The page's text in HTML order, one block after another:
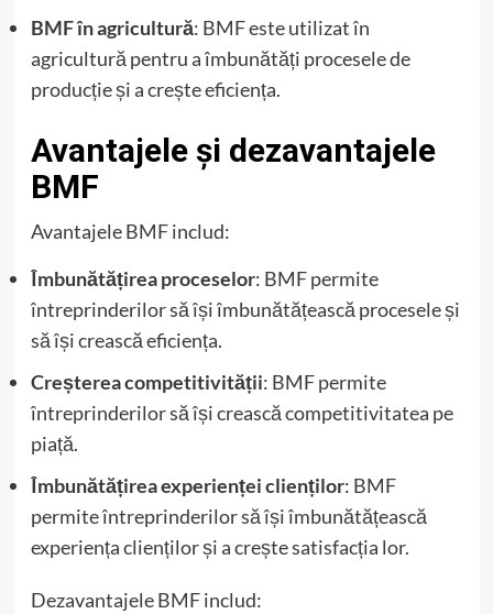
BMF în agricultură: BMF este utilizat în
agricultură pentru a îmbunătăți procesele de
producție și a crește eficiența.
Avantajele și dezavantajele
BMF
Avantajele BMF includ:
Îmbunătățirea proceselor: BMF permite
întreprinderilor să își îmbunătățească procesele și
să își crească eficiența.
Creșterea competitivității: BMF permite
întreprinderilor să își crească competitivitatea pe
piață.
Îmbunătățirea experienței clienților: BMF
permite întreprinderilor să își îmbunătățească
experiența clienților și a crește satisfacția lor.
Dezavantajele BMF includ: